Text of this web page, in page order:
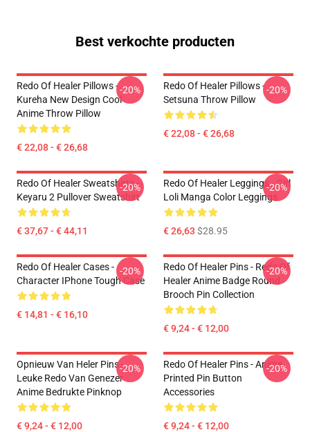
Best verkochte producten
Redo Of Healer Pillows -
Kureha New Design Cool
Anime Throw Pillow
€ 22,08 - € 26,68
-20%
Redo Of Healer Pillows -
Setsuna Throw Pillow
€ 22,08 - € 26,68
-20%
Redo Of Healer Sweatshirts -
Keyaru 2 Pullover Sweatshirt
€ 37,67 - € 44,11
-20%
Redo Of Healer Leggings - Girl
Loli Manga Color Leggings
€ 26,63 $28.95
-20%
Redo Of Healer Cases -
Character IPhone Tough Case
€ 14,81 - € 16,10
-20%
Redo Of Healer Pins - Redo Of
Healer Anime Badge Round
Brooch Pin Collection
€ 9,24 - € 12,00
-20%
Opnieuw Van Heler Pins -
Leuke Redo Van Genezer
Anime Bedrukte Pinknop
€ 9,24 - € 12,00
-20%
Redo Of Healer Pins - Anime
Printed Pin Button
Accessories
€ 9,24 - € 12,00
-20%